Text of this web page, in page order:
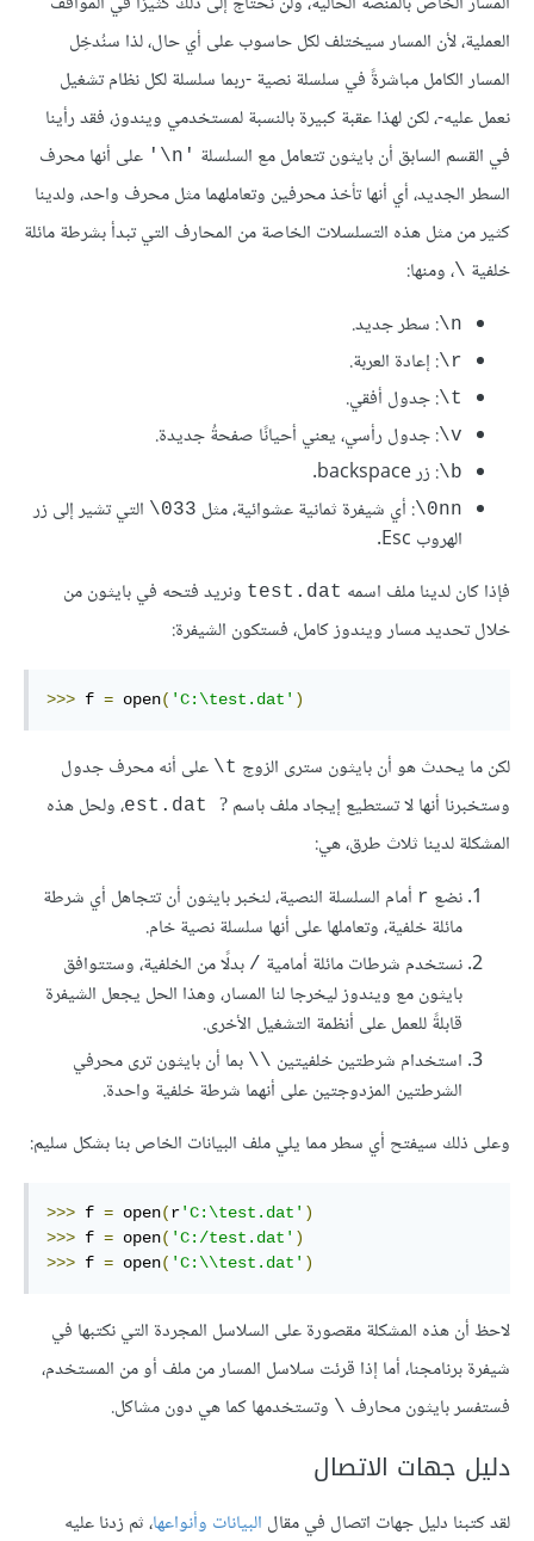
العملية، لأن المسار سيختلف لكل حاسوب على أي حال، لذا سنُدخِل
المسار الكامل مباشرةً في سلسلة نصية -ربما سلسلة لكل نظام تشغيل
نعمل عليه-، لكن لهذا عقبة كبيرة بالنسبة لمستخدمي ويندوز، فقد رأينا
في القسم السابق أن بايثون تتعامل مع السلسلة ‎'\n'‎ على أنها محرف
السطر الجديد، أي أنها تأخذ محرفين وتعاملهما مثل محرف واحد، ولدينا
كثير من مثل هذه التسلسلات الخاصة من المحارف التي تبدأ بشرطة مائلة
خلفية \، ومنها:
‎\n: سطر جديد.
‎\r: إعادة العربة.
‎\t: جدول أفقي.
‎\v: جدول رأسي، يعني أحيانًا صفحةُ جديدة.
‎\b: زر backspace.
‎\0nn: أي شيفرة ثمانية عشوائية، مثل ‎\033 التي تشير إلى زر
الهروب Esc.
فإذا كان لدينا ملف اسمه test.dat ونريد فتحه في بايثون من
خلال تحديد مسار ويندوز كامل، فستكون الشيفرة:
>>> f = open( 'C:\test.dat' )
لكن ما يحدث هو أن بايثون سترى الزوج ‎\t على أنه محرف جدول
وستخبرنا أنها لا تستطيع إيجاد ملف باسم ?
، ولحل هذه
المشكلة لدينا ثلاث طرق، هي:
نضع r أمام السلسلة النصية، لنخبر بايثون أن تتجاهل أي شرطة
مائلة خلفية، وتعاملها على أنها سلسلة نصية خام.
نستخدم شرطات مائلة أمامية / بدلًا من الخلفية، وستتوافق
بايثون مع ويندوز ليخرجا لنا المسار، وهذا الحل يجعل الشيفرة
قابلةً للعمل على أنظمة التشغيل الأخرى.
استخدام شرطتين خلفيتين \\ بما أن بايثون ترى محرفي
الشرطتين المزدوجتين على أنهما شرطة خلفية واحدة.
وعلى ذلك سيفتح أي سطر مما يلي ملف البيانات الخاص بنا بشكل سليم:
>>> f = open(r'C:\test.dat' )
>>> f = open( 'C:/test.dat' )
>>> f = open( 'C:\\test.dat' )
لاحظ أن هذه المشكلة مقصورة على السلاسل المجردة التي نكتبها في
شيفرة برنامجنا، أما إذا قرئت سلاسل المسار من ملف أو من المستخدم،
فستفسر بايثون محارف \ وتستخدمها كما هي دون مشاكل.
دليل جهات الاتصال
لقد كتبنا دليل جهات اتصال في مقال البيانات وأنواعها، ثم زدنا عليه